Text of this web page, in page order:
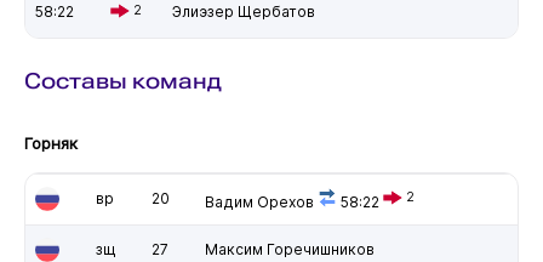
58:22 2 Элиэзер Щербатов
Составы команд
Горняк
вр 20 Вадим Орехов 58:22 2
зщ 27 Максим Горечишников